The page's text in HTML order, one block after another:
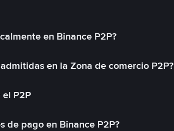
en Binance P2P?
en la Zona de comercio P2P?
P2P
de pago en Binance P2P?